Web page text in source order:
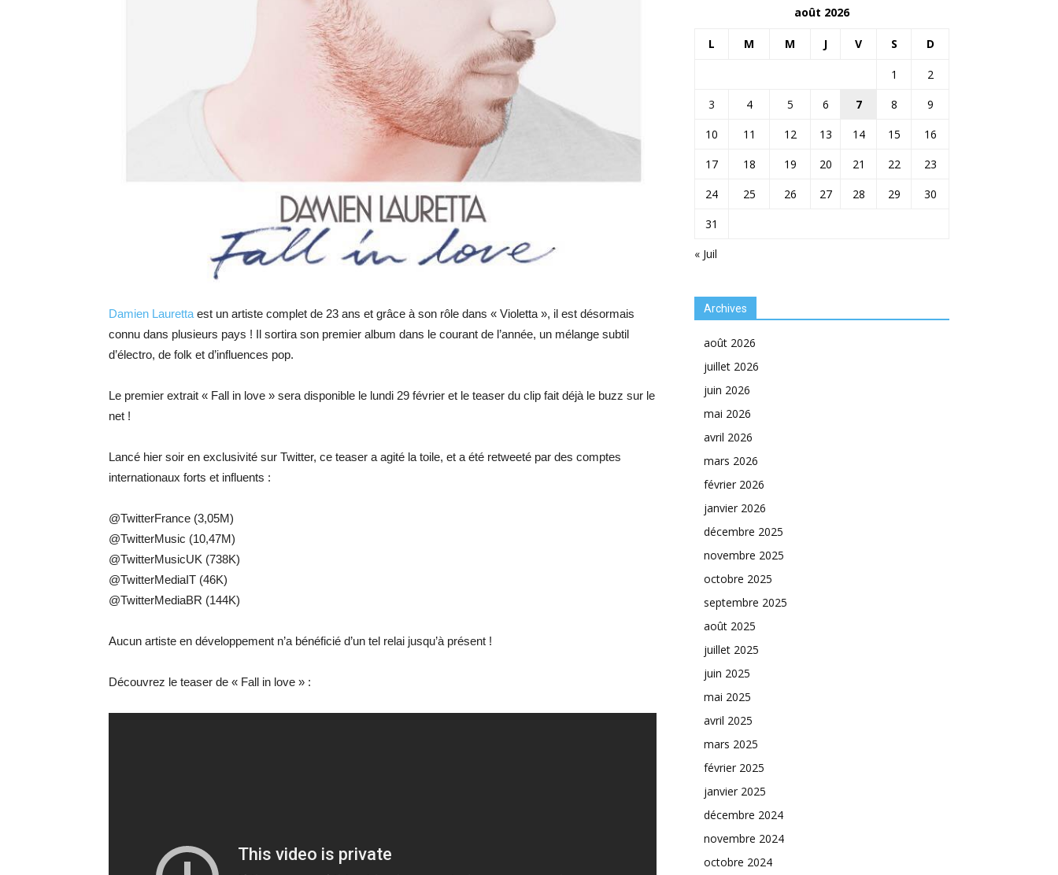
Damien Lauretta est un artiste complet de 23 ans et grâce à son rôle dans « Violetta », il est désormais
connu dans plusieurs pays ! Il sortira son premier album dans le courant de l’année, un mélange subtil
d’électro, de folk et d’influences pop.
Le premier extrait « Fall in love » sera disponible le lundi 29 février et le teaser du clip fait déjà le buzz sur le
net !
Lancé hier soir en exclusivité sur Twitter, ce teaser a agité la toile, et a été retweeté par des comptes
internationaux forts et influents :
@TwitterFrance (3,05M)
@TwitterMusic (10,47M)
@TwitterMusicUK (738K)
@TwitterMediaIT (46K)
@TwitterMediaBR (144K)
Aucun artiste en développement n’a bénéficié d’un tel relai jusqu’à présent !
Découvrez le teaser de « Fall in love » :
août 2026
L M M J V S D
« Juil
1
2
3
4 5 6 7 8
9
10
11 12 13 14 15
16
17
18 19 20 21 22
23
24
25 26 27 28 29
30
31
Archives
août 2026
juillet 2026
juin 2026
mai 2026
avril 2026
mars 2026
février 2026
janvier 2026
décembre 2025
novembre 2025
octobre 2025
septembre 2025
août 2025
juillet 2025
juin 2025
mai 2025
avril 2025
mars 2025
février 2025
janvier 2025
décembre 2024
novembre 2024
octobre 2024